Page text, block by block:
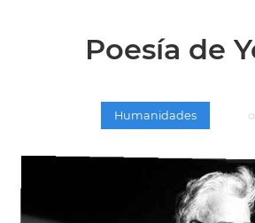
Poesía de
Humanidades